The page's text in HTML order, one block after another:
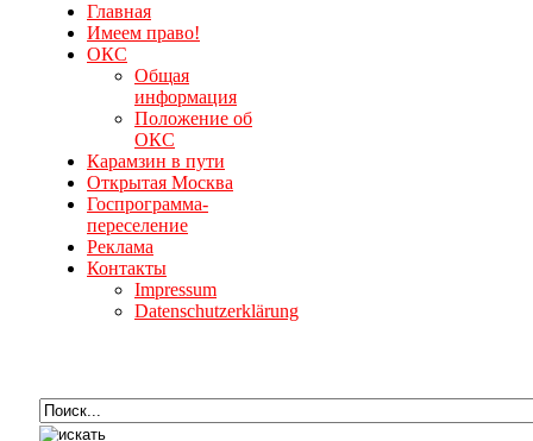
Главная
Имеем право!
ОКС
Общая
информация
Положение об
ОКС
Карамзин в пути
Открытая Москва
Госпрограмма-
переселение
Реклама
Контакты
Impressum
Datenschutzerklärung